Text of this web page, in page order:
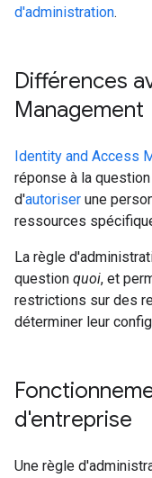
d'administration.
Différences
Management
Identity and Access
réponse à la question
d'autoriser une
ressources
La règle
question quoi, et
restrictions sur des
déterminer leur
d'entreprise
Une règle